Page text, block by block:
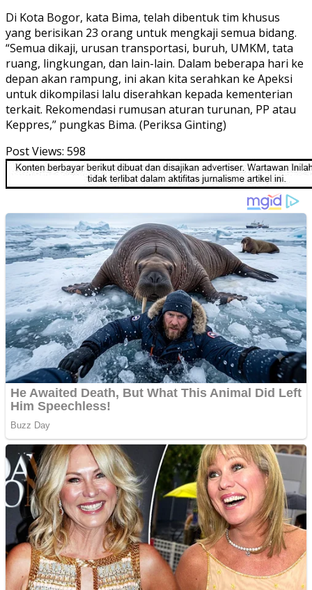
Di Kota Bogor, kata Bima, telah dibentuk tim khusus
yang berisikan 23 orang untuk mengkaji semua bidang.
“Semua dikaji, urusan transportasi, buruh, UMKM, tata
ruang, lingkungan, dan lain-lain. Dalam beberapa hari ke
depan akan rampung, ini akan kita serahkan ke Apeksi
untuk dikompilasi lalu diserahkan kepada kementerian
terkait. Rekomendasi rumusan aturan turunan, PP atau
Keppres,” pungkas Bima. (Periksa Ginting)
Post Views: 598